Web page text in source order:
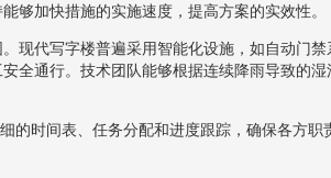
够加快措施的实施速度，提高方案的实效性。
现代写字楼普遍采用智能化设施，如自动门
全通行。技术团队能够根据连续降雨导致的
的时间表、任务分配和进度跟踪，确保各方职